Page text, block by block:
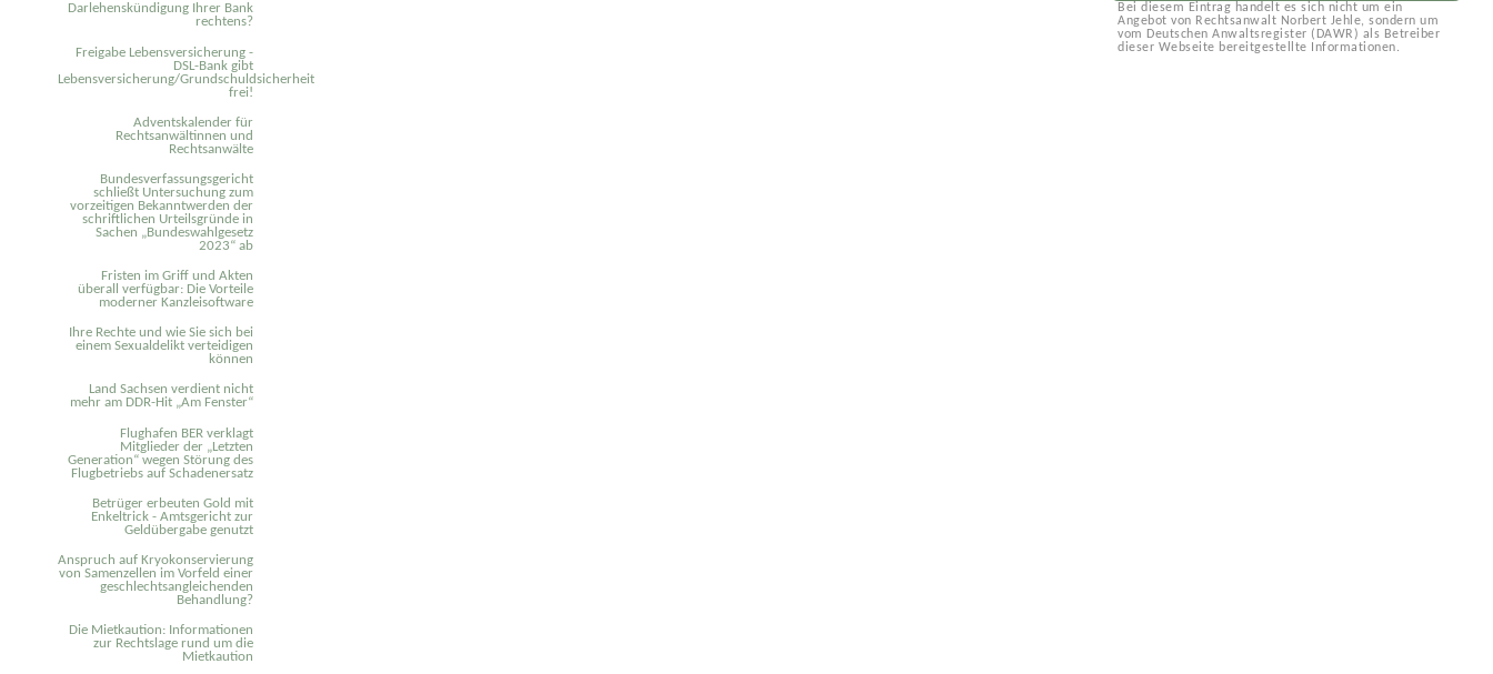
Bei diesem Eintrag handelt es sich nicht um ein
Angebot von Rechtsanwalt Norbert Jehle, sondern um
vom Deutschen Anwaltsregister (DAWR) als Betreiber
dieser Webseite bereitgestellte Informationen.
Darlehenskündigung Ihrer Bank
rechtens?
Freigabe Lebensversicherung -
DSL-Bank gibt
Lebensversicherung/Grundschuldsicherheit
frei!
Adventskalender für
Rechtsanwältinnen und
Rechtsanwälte
Bundesverfassungsgericht
schließt Untersuchung zum
vorzeitigen Bekanntwerden der
schriftlichen Urteilsgründe in
Sachen „Bundeswahlgesetz
2023“ ab
Fristen im Griff und Akten
überall verfügbar: Die Vorteile
moderner Kanzleisoftware
Ihre Rechte und wie Sie sich bei
einem Sexual­delikt verteidigen
können
Land Sachsen verdient nicht
mehr am DDR-Hit „Am Fenster“
Flughafen BER verklagt
Mitglieder der „Letzten
Generation“ wegen Störung des
Flugbetriebs auf Schadenersatz
Betrüger erbeuten Gold mit
Enkeltrick - Amtsgericht zur
Geldübergabe genutzt
Anspruch auf Kryokonservierung
von Samenzellen im Vorfeld einer
geschlechtsangleichenden
Behandlung?
Die Mietkaution: Informationen
zur Rechtslage rund um die
Mietkaution